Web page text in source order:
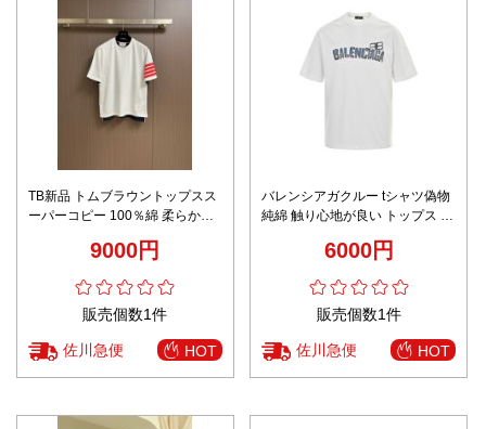
TB新品 トムブラウントップスス
ーパーコピー 100％綿 柔らかい
9000円
販売個数1件
佐川急便 HOT
バレンシアガクルー tシャツ偽物
純綿 触り心地が良い トップス 短
6000円
販売個数1件
佐川急便 HOT